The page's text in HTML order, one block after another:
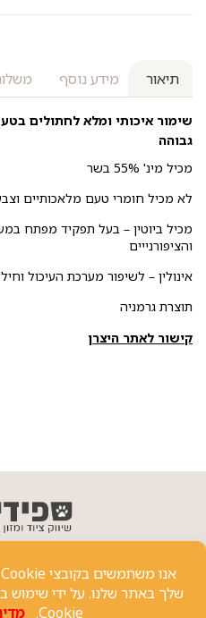
תיאור מידע נוסף
שימור איכותי ומלא לחתולים
גבוהה
מכיל מינ' 55% בשר
לא מכיל חומרי טעם מלאכותיים
מכיל ביוטין – בעל תפקיד מפתח
והציפורנייים
אינולין – לשיפור מערכת העיכול
תוצרת גרמניה
קישור לאתר היצרן